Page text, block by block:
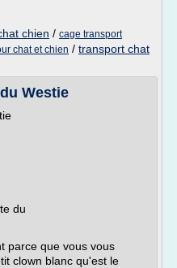
chien / cage transport
chat et chien / transport chat
Westie
du
parce que vous vous
clown blanc qu'est le